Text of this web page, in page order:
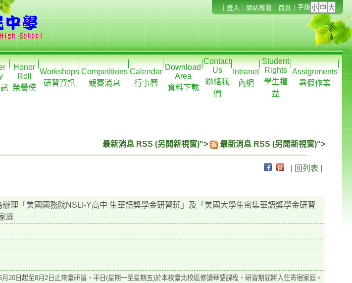
登入 網站導覽 首頁 字級
Honor
Roll
榮譽榜
Workshops
研習資訊
Competitions
競賽消息
Calendar
行事曆
Download
Area
資料下載
Contact
Us
聯絡我
們
Intranet
內網
Student
Rights
學生權
益
Assignments
暑假作業
最新消息 RSS (另開新視窗)"> 最新消息 RSS (另開新視窗)">
回列表
理「美國國務院NSLI-Y高中 生華語獎學金研習班」及「美國大學生密集華語獎學金研習
庭
20日起至8月2日止來臺研習，平日(星期一至星期五)於本校臺北校區修讀華語課程，研習期間將入住寄宿家庭。